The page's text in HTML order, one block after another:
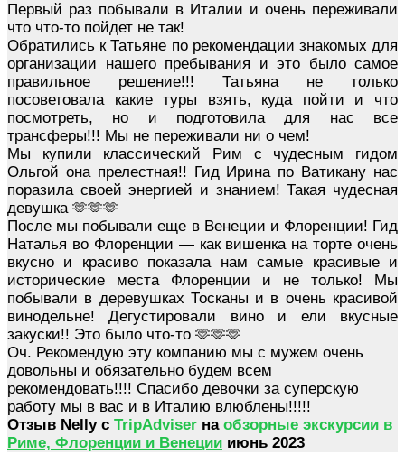
Первый раз побывали в Италии и очень переживали
что что-то пойдет не так!
Обратились к Татьяне по рекомендации знакомых для
организации нашего пребывания и это было самое
правильное решение!!! Татьяна не только
посоветовала какие туры взять, куда пойти и что
посмотреть, но и подготовила для нас все
трансферы!!! Мы не переживали ни о чем!
Мы купили классический Рим с чудесным гидом
Ольгой она прелестная!! Гид Ирина по Ватикану нас
поразила своей энергией и знанием! Такая чудесная
девушка 🫶🫶🫶
После мы побывали еще в Венеции и Флоренции! Гид
Наталья во Флоренции — как вишенка на торте очень
вкусно и красиво показала нам самые красивые и
исторические места Флоренции и не только! Мы
побывали в деревушках Тосканы и в очень красивой
винодельне! Дегустировали вино и ели вкусные
закуски!! Это было что-то 🫶🫶🫶
Оч. Рекомендую эту компанию мы с мужем очень
довольны и обязательно будем всем
рекомендовать!!!! Спасибо девочки за суперскую
работу мы в вас и в Италию влюблены!!!!!
Отзыв Nelly с TripAdviser на обзорные экскурсии в
Риме, Флоренции и Венеции июнь 2023